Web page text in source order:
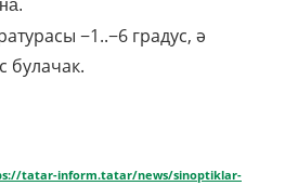
−1..−6 градус, ә
булачак.
tatar-inform.tatar/news/sinoptiklar-